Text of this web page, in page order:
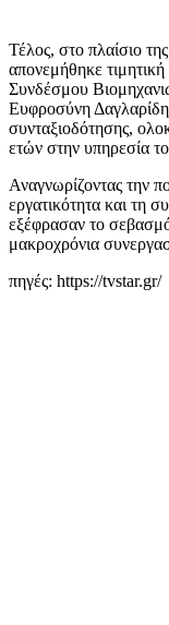
Τέλος, στο πλαίσιο
απονεμήθηκε
Συνδέσμου
Ευφροσύνη
συνταξιοδότησης,
ετών στην υπηρεσία
Αναγνωρίζοντας την
εργατικότητα και τη
εξέφρασαν το
μακροχρόνια
πηγές: https://